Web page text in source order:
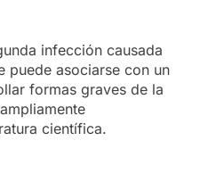
infección causada
puede asociarse con un
formas graves de la
científica.